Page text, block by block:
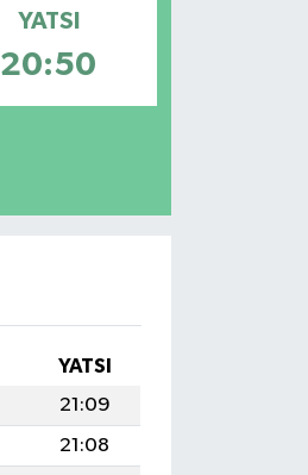
YATSI
20:50
YATSI
21:09
21:08